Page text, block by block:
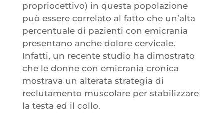
propriocettivo) in questa popolazione
può essere correlato al fatto che un’alta
percentuale di pazienti con emicrania
presentano anche dolore cervicale.
Infatti, un recente studio ha dimostrato
che le donne con emicrania cronica
mostrava un alterata strategia di
reclutamento muscolare per stabilizzare
la testa ed il collo.